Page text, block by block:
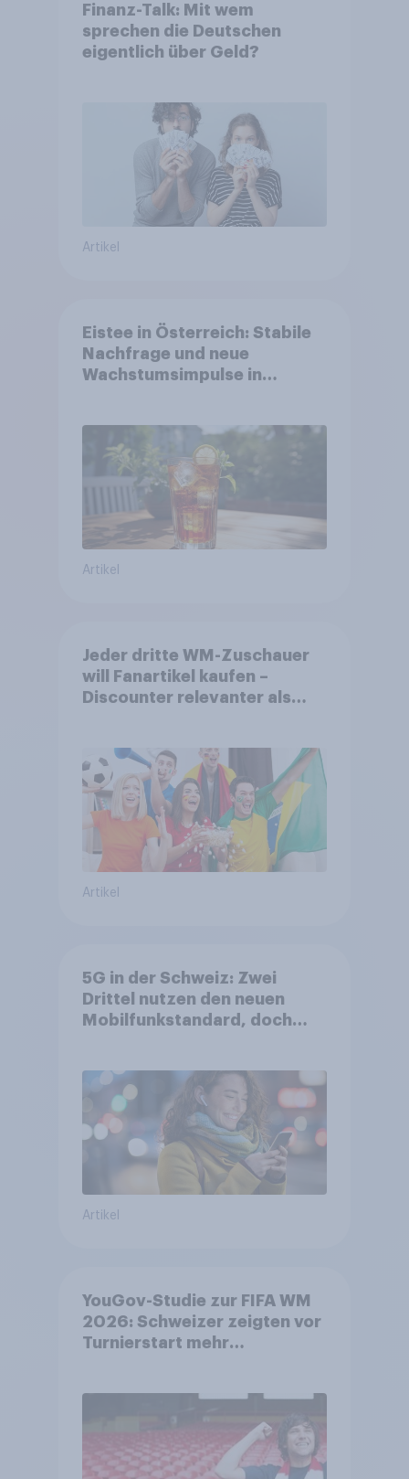
Finanz-Talk: Mit wem
sprechen die Deutschen
eigentlich über Geld?
Artikel
Eistee in Österreich: Stabile
Nachfrage und neue
Wachstumsimpulse in
Artikel
Jeder dritte WM-Zuschauer
will Fanartikel kaufen –
Discounter relevanter als
Artikel
5G in der Schweiz: Zwei
Drittel nutzen den neuen
Mobilfunkstandard, doch
Artikel
YouGov-Studie zur FIFA WM
2026: Schweizer zeigten vor
Turnierstart mehr